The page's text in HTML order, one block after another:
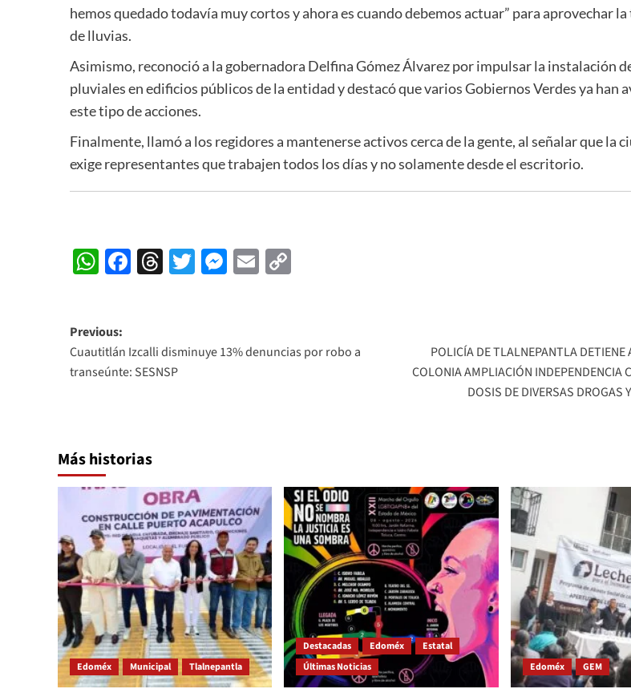
hemos quedado todavía muy cortos y ahora es cuando debemos actuar” para aprovechar
de lluvias.
Asimismo, reconoció a la gobernadora Delfina Gómez Álvarez por impulsar la instalación
pluviales en edificios públicos de la entidad y destacó que varios Gobiernos Verdes ya han
este tipo de acciones.
Finalmente, llamó a los regidores a mantenerse activos cerca de la gente, al señalar que la
exige representantes que trabajen todos los días y no solamente desde el escritorio.
WhatsApp
Facebook
Threads
Twitter
Messenger
Email
Post
navigation
Previous:
Cuautitlán Izcalli disminuye 13% denuncias por robo a
transeúnte: SESNSP
POLICÍA DE TLALNEPANTLA DETIENE
COLONIA AMPLIACIÓN INDEPENDENCIA
DOSIS DE DIVERSAS DROGAS
Más historias
Edoméx Municipal Tlalnepantla
Destacadas Edoméx
Estatal
Últimas Noticias
Edoméx GEM